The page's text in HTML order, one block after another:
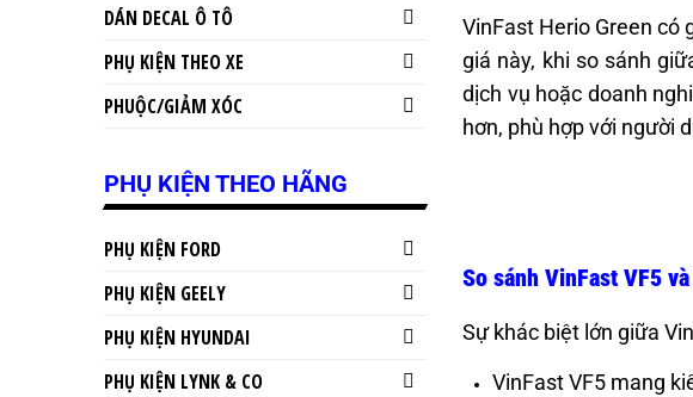
VinFast Herio Green có
giá này, khi so sánh
dịch vụ hoặc doanh
hơn, phù hợp với người
So sánh VinFast VF5
Sự khác biệt lớn giữa
VinFast VF5 mang
DÁN DECAL Ô TÔ
PHỤ KIỆN THEO XE
PHUỘC/GIẢM XÓC
PHỤ KIỆN THEO HÃNG
PHỤ KIỆN FORD
PHỤ KIỆN GEELY
PHỤ KIỆN HYUNDAI
PHỤ KIỆN LYNK & CO